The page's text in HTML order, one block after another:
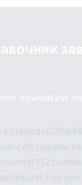
компаний
kolonka.ru
a-cdc.ruaalse.ru
112.ru
altaipant.ru